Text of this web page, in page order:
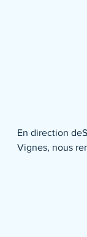
En direction
Vignes, nous